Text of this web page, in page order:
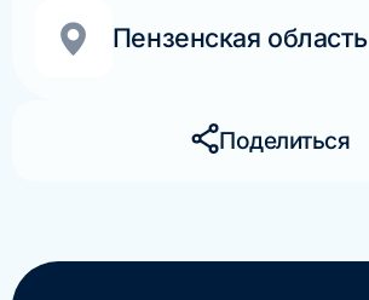
Пензенская область
Поделиться